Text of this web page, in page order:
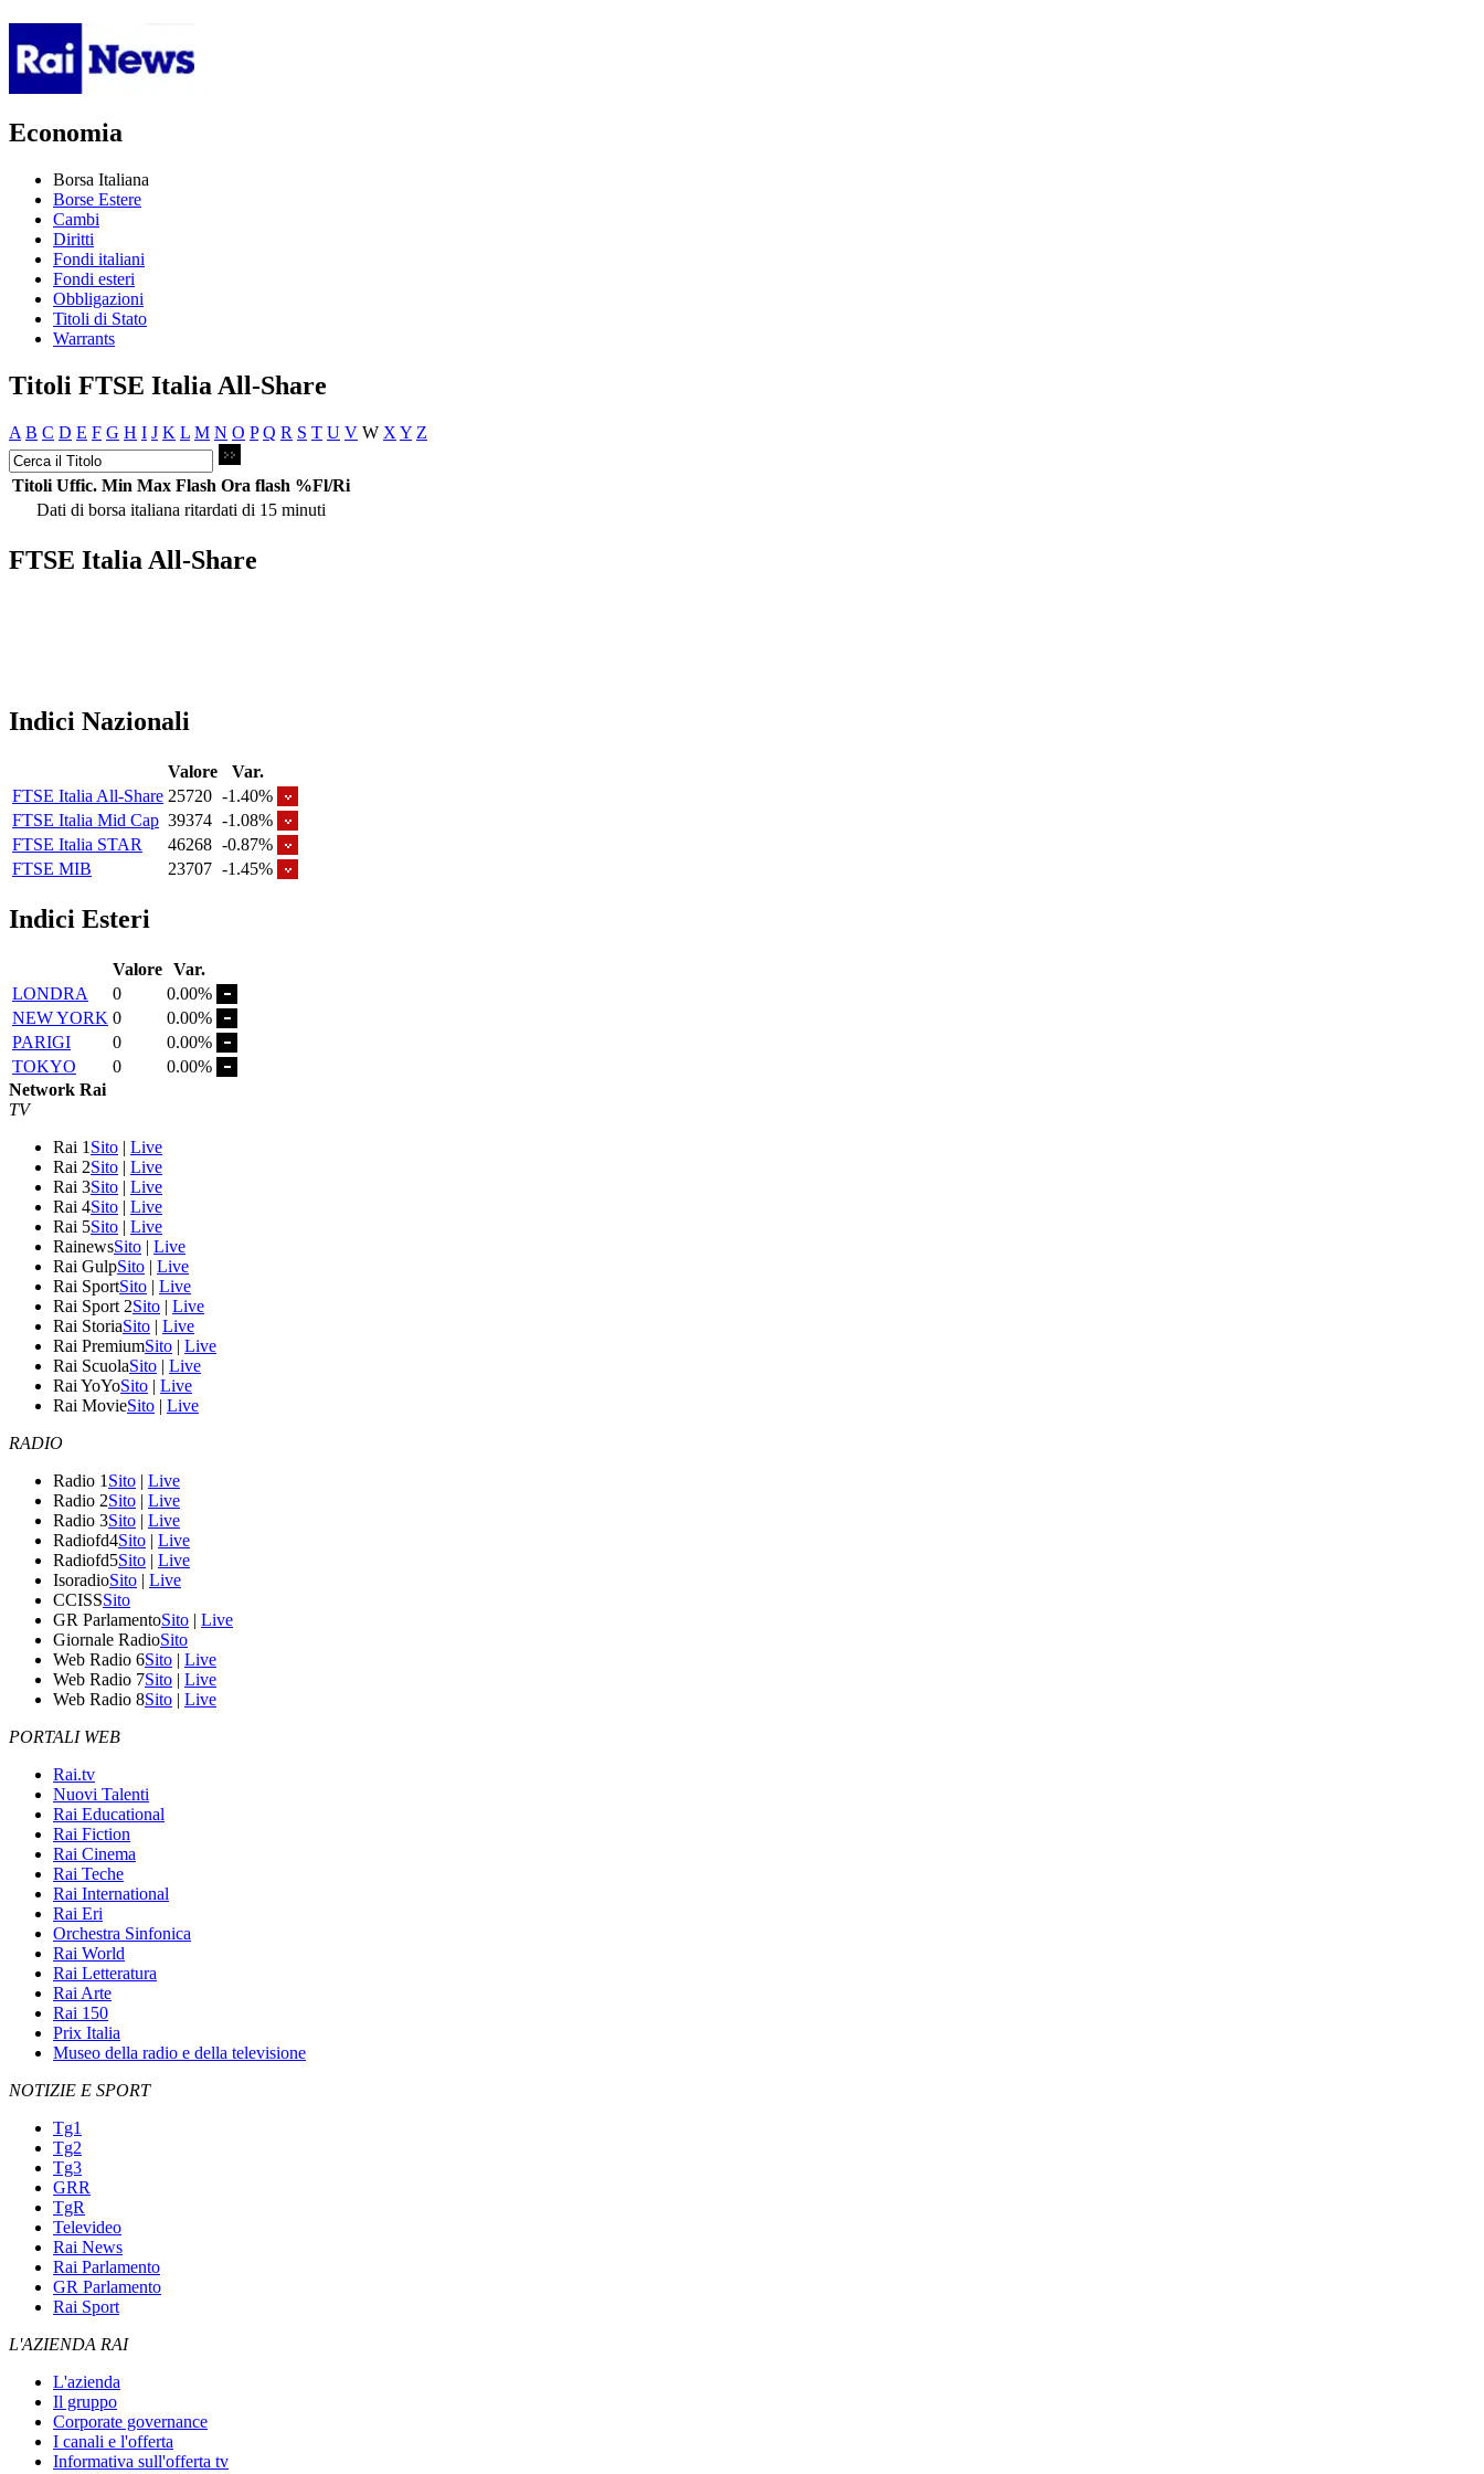
Economia
Borsa Italiana
Borse Estere
Cambi
Diritti
Fondi italiani
Fondi esteri
Obbligazioni
Titoli di Stato
Warrants
Titoli FTSE Italia All-Share
A B C D E F G H I J K L M N O P Q R S T U V W X Y Z
Titoli Uffic. Min Max Flash Ora flash %Fl/Ri
Dati di borsa italiana ritardati di 15 minuti
FTSE Italia All-Share
Indici Nazionali
Valore
Var.
FTSE Italia All-Share 25720 -1.40%
FTSE Italia Mid Cap 39374 -1.08%
FTSE Italia STAR
46268 -0.87%
FTSE MIB
23707 -1.45%
Indici Esteri
Valore Var.
LONDRA
0
0.00%
NEW YORK 0
0.00%
PARIGI
0
0.00%
TOKYO
0
0.00%
Network Rai
TV
Rai 1 Sito | Live
Rai 2Sito | Live
Rai 3Sito | Live
Rai 4Sito | Live
Rai 5Sito | Live
RainewsSito | Live
Rai GulpSito | Live
Rai SportSito | Live
Rai Sport 2Sito | Live
Rai StoriaSito | Live
Rai PremiumSito | Live
Rai ScuolaSito | Live
Rai YoYoSito | Live
Rai MovieSito | Live
RADIO
Radio 1 Sito | Live
Radio 2Sito | Live
Radio 3Sito | Live
Radiofd4Sito | Live
Radiofd5Sito | Live
IsoradioSito | Live
CCISSSito
GR ParlamentoSito | Live
Giornale RadioSito
Web Radio 6Sito | Live
Web Radio 7Sito | Live
Web Radio 8Sito | Live
PORTALI WEB
Rai.tv
Nuovi Talenti
Rai Educational
Rai Fiction
Rai Cinema
Rai Teche
Rai International
Rai Eri
Orchestra Sinfonica
Rai World
Rai Letteratura
Rai Arte
Rai 150
Prix Italia
Museo della radio e della televisione
NOTIZIE E SPORT
Tg1
Tg2
Tg3
GRR
TgR
Televideo
Rai News
Rai Parlamento
GR Parlamento
Rai Sport
L'AZIENDA RAI
L'azienda
Il gruppo
Corporate governance
I canali e l'offerta
Informativa sull'offerta tv